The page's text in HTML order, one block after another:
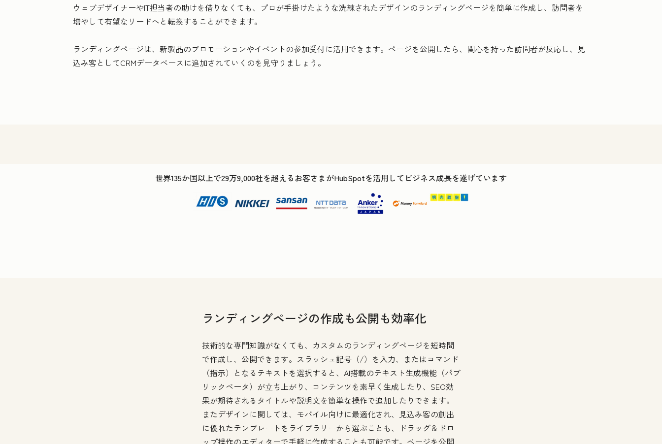
ウェブデザイナーやIT担当者の助けを借りなくても、プロが手掛けたような洗練されたデザインのランディングページを簡単に作成し、訪問者を
増やして有望なリードへと転換することができます。
ランディングページは、新製品のプロモーションやイベントの参加受付に活用できます。ページを公開したら、関心を持った訪問者が反応し、見
込み客としてCRMデータベースに追加されていくのを見守りましょう。
世界135か国以上で29万9,000社を超えるお客さまがHubSpotを活用してビジネス成長を遂げています
ランディングページの作成も公開も効率化
技術的な専門知識がなくても、カスタムのランディングページを短時間
で作成し、公開できます。スラッシュ記号（/）を入力、またはコマンド
（指示）となるテキストを選択すると、AI搭載のテキスト生成機能（パブ
リックベータ）が立ち上がり、コンテンツを素早く生成したり、SEO効
果が期待されるタイトルや説明文を簡単な操作で追加したりできます。
またデザインに関しては、モバイル向けに最適化され、見込み客の創出
に優れたテンプレートをライブラリーから選ぶことも、ドラッグ＆ドロ
ップ操作のエディターで手軽に作成することも可能です。ページを公開